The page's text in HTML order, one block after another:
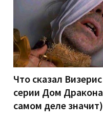
Что сказал
серии Дом
самом деле значит)